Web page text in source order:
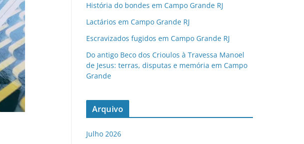
História do bondes em Campo Grande RJ
Lactários em Campo Grande RJ
Escravizados fugidos em Campo Grande RJ
Do antigo Beco dos Crioulos à Travessa Manoel
de Jesus: terras, disputas e memória em Campo
Grande
Arquivo
Julho 2026